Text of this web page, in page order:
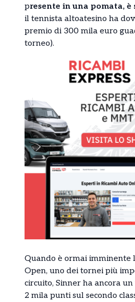
presente in una pomata,
il tennista altoatesino ha
premio di 300 mila euro
torneo).
Quando è ormai imminente
Open, uno dei tornei più
circuito, Sinner ha ancora
2 mila punti sul secondo